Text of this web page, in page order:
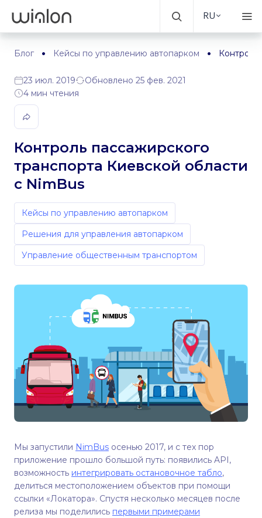
RU
Блог Кейсы по управлению автопарком Контроль
23 июл. 2019
Обновлено 25 фев. 2021
4 мин чтения
Контроль пассажирского
транспорта Киевской области
с NimBus
Кейсы по управлению автопарком
Решения для управления автопарком
Управление общественным транспортом
Мы запустили NimBus осенью 2017, и с тех пор
приложение прошло большой путь: появились API,
возможность интегрировать остановочное табло,
делиться местоположением объектов при помощи
ссылки «Локатора». Спустя несколько месяцев после
релиза мы поделились первыми примерами